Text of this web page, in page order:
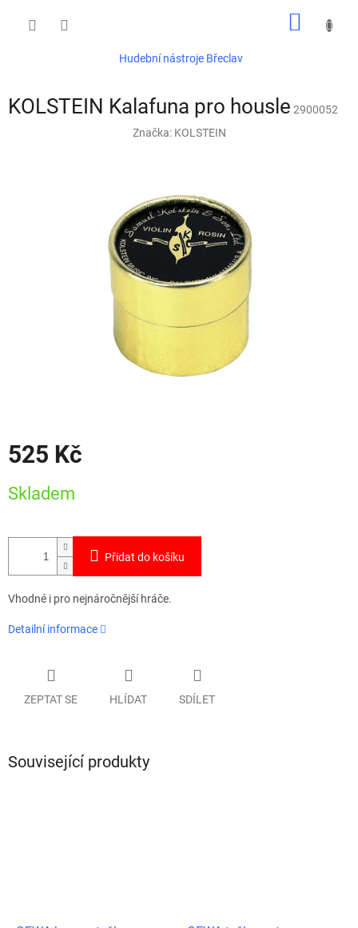
Hudební nástroje Břeclav
KOLSTEIN Kalafuna pro housle 2900052
Značka: KOLSTEIN
525 Kč
cena:
Skladem
Přidat do košíku
Vhodné i pro nejnáročnější hráče.
Detailní informace
ZEPTAT SE HLÍDAT SDÍLET
Související produkty